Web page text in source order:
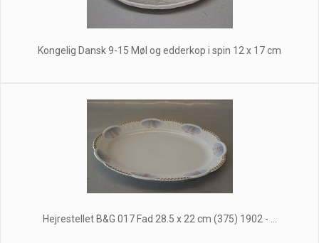
Kongelig Dansk 9-15 Møl og edderkop i spin 12 x 17 cm
Hejrestellet B&G 017 Fad 28.5 x 22 cm (375) 1902 - ...